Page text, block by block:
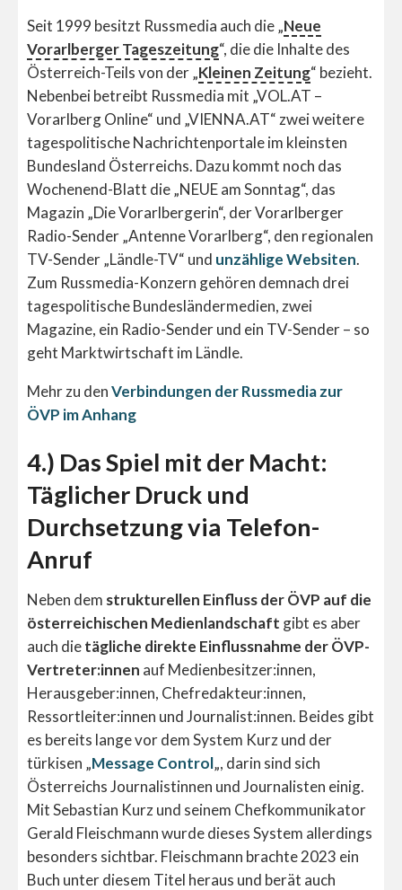
Seit 1999 besitzt Russmedia auch die „Neue
Vorarlberger Tageszeitung“, die die Inhalte des
Österreich-Teils von der „Kleinen Zeitung“ bezieht.
Nebenbei betreibt Russmedia mit „VOL.AT –
Vorarlberg Online“ und „VIENNA.AT“ zwei weitere
tagespolitische Nachrichtenportale im kleinsten
Bundesland Österreichs. Dazu kommt noch das
Wochenend-Blatt die „NEUE am Sonntag“, das
Magazin „Die Vorarlbergerin“, der Vorarlberger
Radio-Sender „Antenne Vorarlberg“, den regionalen
TV-Sender „Ländle-TV“ und unzählige Websiten.
Zum Russmedia-Konzern gehören demnach drei
tagespolitische Bundesländermedien, zwei
Magazine, ein Radio-Sender und ein TV-Sender – so
geht Marktwirtschaft im Ländle.
Mehr zu denVerbindungen der Russmedia zur
ÖVP im Anhang
4.) Das Spiel mit der Macht:
Täglicher Druck und
Durchsetzung via Telefon-
Anruf
Neben dem strukturellen Einfluss der ÖVP auf die
österreichischen Medienlandschaft gibt es aber
auch dietägliche direkte Einflussnahme der ÖVP-
Vertreter:innen auf Medienbesitzer:innen,
Herausgeber:innen, Chefredakteur:innen,
Ressortleiter:innen und Journalist:innen. Beides gibt
es bereits lange vor dem System Kurz und der
türkisen „Message Control„, darin sind sich
Österreichs Journalistinnen und Journalisten einig.
Mit Sebastian Kurz und seinem Chefkommunikator
Gerald Fleischmann wurde dieses System allerdings
besonders sichtbar. Fleischmann brachte 2023 ein
Buch unter diesem Titel heraus und berät auch